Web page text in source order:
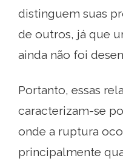
distinguem suas
de outros, já que
ainda não foi
Portanto, essas
caracterizam-se
onde a ruptura
principalmente